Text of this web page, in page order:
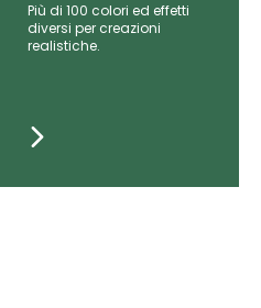
Più di 100 colori ed effetti
diversi per creazioni
realistiche.